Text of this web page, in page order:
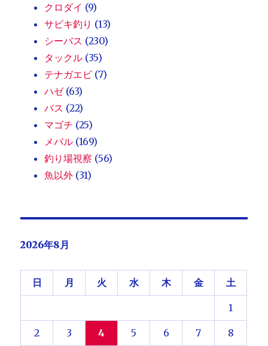
クロダイ (9)
サビキ釣り (13)
シーバス (230)
タックル (35)
テナガエビ (7)
ハゼ(63)
バス (22)
マゴチ (25)
メバル (169)
釣り場視察 (56)
魚以外 (31)
2026年8月
日 月 火 水 木 金 土
1
2 3 4 5 6 7 8